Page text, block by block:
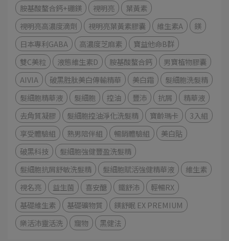
胺基酸螯合鈣+硼鎂
視明亮
葉黃素
視明亮高濃度滴劑
視明亮葉黃素膠囊 維生素A
鎂
日本專利GABA
高濃度芝麻素
寶益他命B群
雙C美粒
液態維生素D 胺基酸螯合鈣
男寶植物膠囊
AIVIA
破黑胜肽美白傳輸精華 美白霜
髮細胞洗髮精
髮細胞精華液
髮細胞 控油 豐沛 抗屑
精華液
去角質凝膠
髮細胞控油淨化洗髮精 寶齡瑪卡
3入組
享受體驗組
熟男陪伴組 暢銷體驗組
美白貼
破黑科技
髮細胞強健豐盈洗髮精
髮細胞抗屑舒敏洗髮精
髮細胞賦活強健精華液
維生素
視名亮
益生菌 喜安醣 鐵舒沛
輕暢RX
基礎維生素
基礎礦物質
鎂舒眠 EX PREMIUM
樂活沛靈活洗
寵物 黑健法